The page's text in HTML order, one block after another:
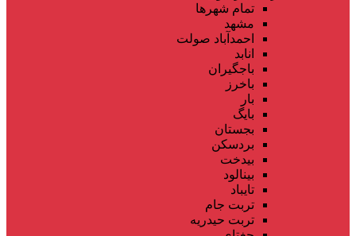
تمام شهر‌ها
مشهد
احمدآباد صولت
انابد
باجگیران
باخرز
بار
بایگ
بجستان
بردسکن
بیدخت
بینالود
تایباد
تربت جام
تربت حیدریه